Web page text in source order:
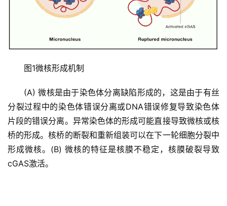
图1微核形成机制
(A) 微核是由于染色体分离缺陷形成的，这是由于有丝
分裂过程中的染色体错误分离或DNA错误修复导致染色体
片段的错误分离。异常染色体的形成可能直接导致微核或核
桥的形成。核桥的断裂和重新组装可以在下一轮细胞分裂中
形成微核。(B) 微核的特征是核膜不稳定，核膜破裂导致
cGAS激活。